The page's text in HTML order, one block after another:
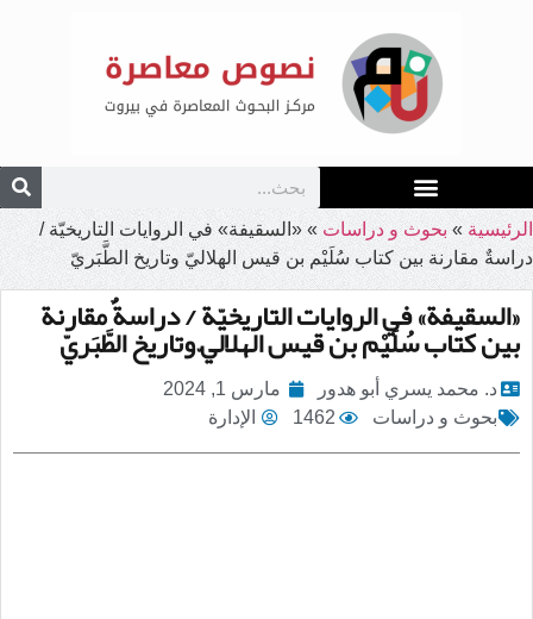
الرئيسية » بحوث و دراسات » «السقيفة» في الروايات التاريخيّة /
دراسةٌ مقارنة بين كتاب سُلَيْم بن قيس الهلاليّ وتاريخ الطَّبَريّ
«السقيفة» في الروايات التاريخيّة / دراسةٌ مقارنة
بين كتاب سُلَيْم بن قيس الهلاليّ وتاريخ الطَّبَريّ
د. محمد يسري أبو هدور
مارس 1, 2024
بحوث و دراسات
1462 الإدارة